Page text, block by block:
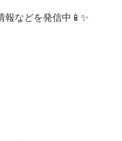
報などを発信中📱✨